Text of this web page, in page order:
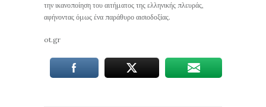
την ικανοποίηση του αιτήματος της ελληνικής πλευράς,
αφήνοντας όμως ένα παράθυρο αισιοδοξίας.
ot.gr